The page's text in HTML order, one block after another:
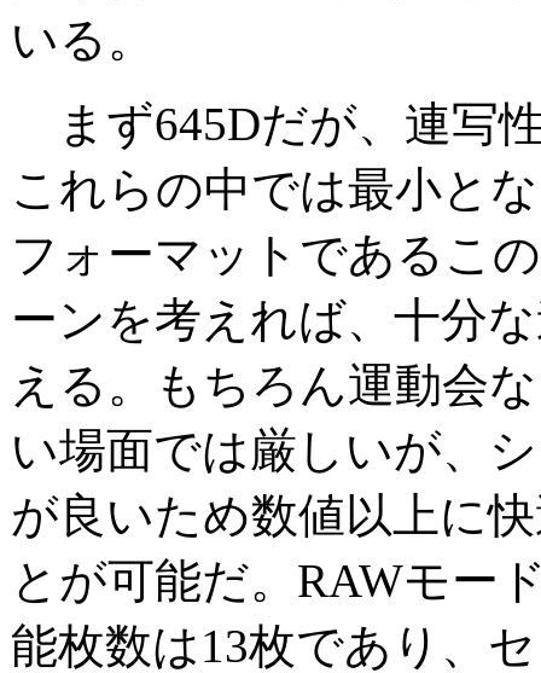
いる。
まず645Dだが、連写
これらの中では最小と
フォーマットであるこ
ーンを考えれば、十分
える。もちろん運動会
い場面では厳しいが、
が良いため数値以上に
とが可能だ。RAWモー
能枚数は13枚であり、